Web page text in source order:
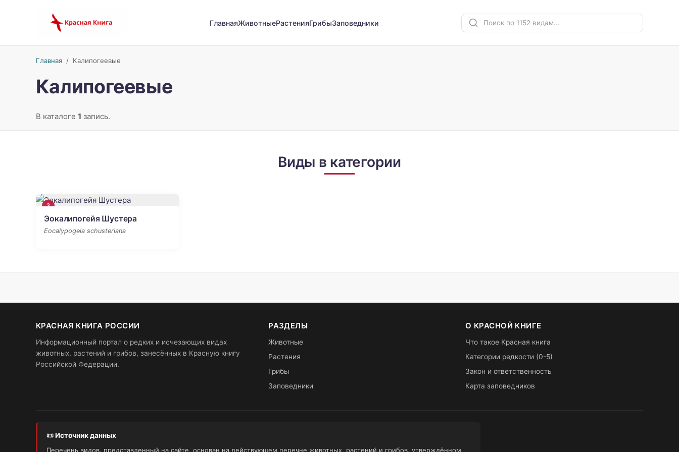
ГлавнаяЖивотныеРастенияГрибыЗаповедники
Главная/ Калипогеевые
Калипогеевые
В каталоге 1 запись.
Виды в категории
3
Эокалипогейя Шустера
Eocalypogeia schusteriana
КРАСНАЯ КНИГА РОССИИ
Информационный портал о редких и исчезающих видах
животных, растений и грибов, занесённых в Красную книгу
Российской Федерации.
РАЗДЕЛЫ
Животные
Растения
Грибы
Заповедники
О КРАСНОЙ КНИГЕ
Что такое Красная книга
Категории редкости (0-5)
Закон и ответственность
Карта заповедников
📜 Источник данных
Перечень видов, представленный на сайте, основан на действующем перечне животных, растений и грибов, утверждённом